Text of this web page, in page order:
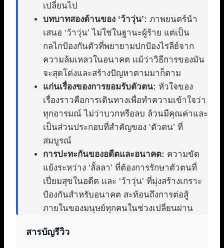
เปลี่ยนไป
บทบาทสองด้านของ ‘ว้าวุ่น’: ภาพยนตร์นำ
เสนอ ‘ว้าวุ่น’ ไม่ใช่ในฐานะผู้ร้าย แต่เป็น
กลไกป้องกันตัวที่พยายามปกป้องไรลีย์จาก
ความล้มเหลวในอนาคต แม้ว่าวิธีการของมัน
จะสุดโต่งและสร้างปัญหาตามมาก็ตาม
แก่นเรื่องของการยอมรับตัวตน: หัวใจของ
เรื่องราวคือการเดินทางเพื่อทำความเข้าใจว่า
ทุกอารมณ์ ไม่ว่าบวกหรือลบ ล้วนมีคุณค่าและ
เป็นส่วนประกอบที่สำคัญของ ‘ตัวตน’ ที่
สมบูรณ์
การปะทะกันของอดีตและอนาคต: ความขัด
แย้งระหว่าง ‘ลั้ลลา’ ที่ต้องการรักษาตัวตนที่
เปี่ยมสุขในอดีต และ ‘ว้าวุ่น’ ที่มุ่งสร้างเกราะ
ป้องกันสำหรับอนาคต สะท้อนถึงการต่อสู้
ภายในของมนุษย์ทุกคนในช่วงเปลี่ยนผ่าน
สารบัญรีวิว